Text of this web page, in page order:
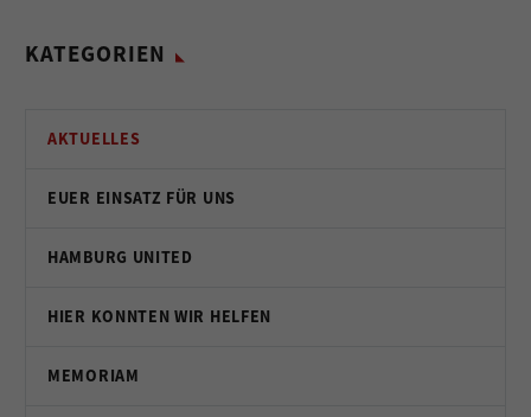
KATEGORIEN
AKTUELLES
EUER EINSATZ FÜR UNS
HAMBURG UNITED
HIER KONNTEN WIR HELFEN
MEMORIAM